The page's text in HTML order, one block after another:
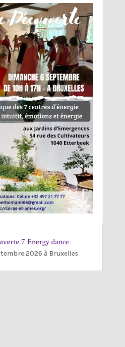
7 Energy dance
2026 à Bruxelles